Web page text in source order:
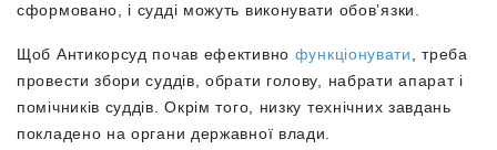
сформовано, і судді можуть виконувати обов’язки.
Щоб Антикорсуд почав ефективно функціонувати
, треба
провести збори суддів, обрати голову, набрати апарат і
помічників суддів. Окрім того, низку технічних завдань
покладено на органи державної влади.